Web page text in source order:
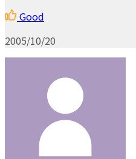
Good
2005/10/20